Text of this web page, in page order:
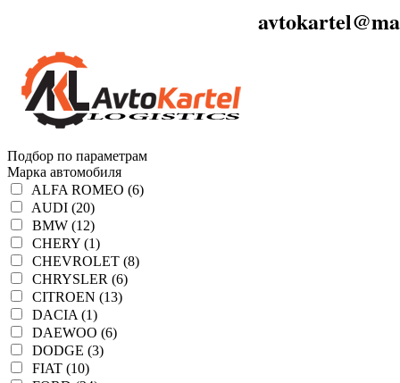
Подбор по параметрам
Марка автомобиля
ALFA ROMEO (6)
AUDI (20)
BMW (12)
CHERY (1)
CHEVROLET (8)
CHRYSLER (6)
CITROEN (13)
DACIA (1)
DAEWOO (6)
DODGE (3)
FIAT (10)